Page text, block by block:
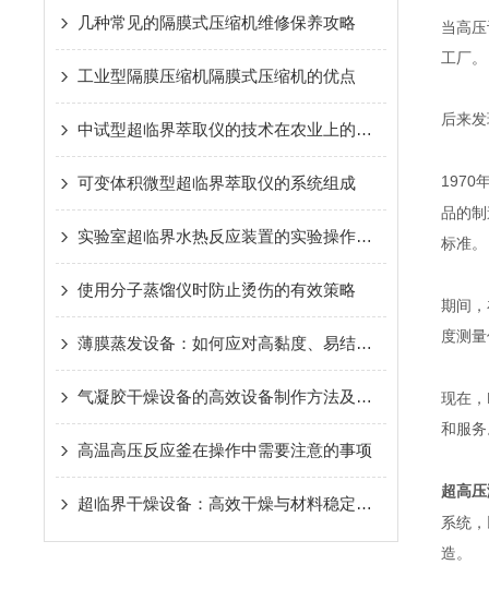
几种常见的隔膜式压缩机维修保养攻略
工业型隔膜压缩机隔膜式压缩机的优点
中试型超临界萃取仪的技术在农业上的应用
可变体积微型超临界萃取仪的系统组成
实验室超临界水热反应装置的实验操作规范
使用分子蒸馏仪时防止烫伤的有效策略
薄膜蒸发设备：如何应对高黏度、易结晶物料挑战
气凝胶干燥设备的高效设备制作方法及其应用
高温高压反应釜在操作中需要注意的事项
超临界干燥设备：高效干燥与材料稳定性的创新技术
当高
工厂。
后来
1970
品的
标准。
期间
度测
现在，
和服
超高
系统
造。